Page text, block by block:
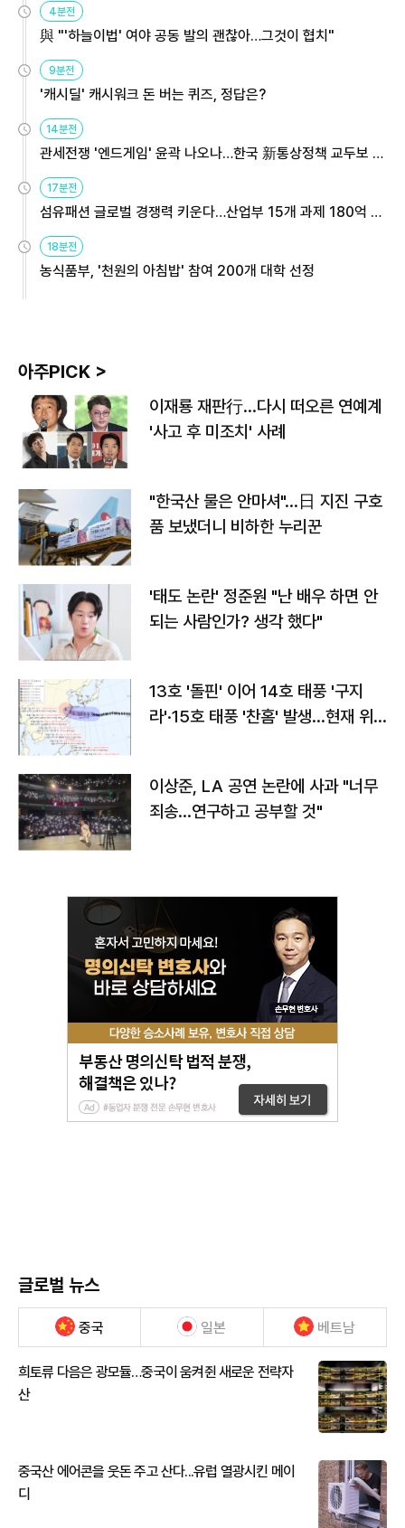
4분전
與 "'하늘이법' 여야 공동 발의 괜찮아…그것이 협치"
9분전
'캐시딜' 캐시워크 돈 버는 퀴즈, 정답은?
14분전
관세전쟁 '엔드게임' 윤곽 나오나…한국 新통상정책 교두보 활
17분전
섬유패션 글로벌 경쟁력 키운다…산업부 15개 과제 180억 지
18분전
농식품부, '천원의 아침밥' 참여 200개 대학 선정
아주PICK >
이재룡 재판行…다시 떠오른 연예계
'사고 후 미조치' 사례
"한국산 물은 안마셔"…日 지진 구호
품 보냈더니 비하한 누리꾼
'태도 논란' 정준원 "난 배우 하면 안
되는 사람인가? 생각 했다"
13호 '돌핀' 이어 14호 태풍 '구지
라'·15호 태풍 '찬홈' 발생…현재 위
이상준, LA 공연 논란에 사과 "너무
죄송…연구하고 공부할 것"
글로벌 뉴스
중국 일본 베트남
희토류 다음은 광모듈…중국이 움켜쥔 새로운 전략자
산
중국산 에어콘을 웃돈 주고 산다...유럽 열광시킨 메이
디